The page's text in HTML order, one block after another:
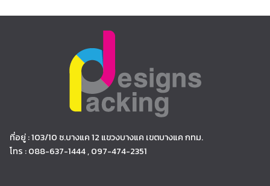
ที่อยู่ : 103/10 ซ.บางแค 12 แขวงบางแค เขตบางแค กทม.
โทร : 088-637-1444 , 097-474-2351